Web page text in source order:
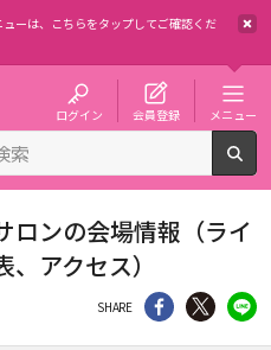
ーは、
こちらをタップしてご確認くだ
ログイン 会員登録 メニュー
ロンの会場情報（ライ
アクセス）
SHARE シェア Twitter